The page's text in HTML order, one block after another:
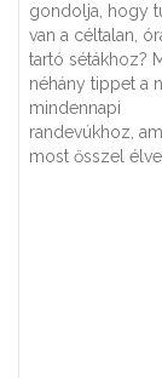
gondolja, hogy
van a céltalan,
tartó sétákhoz?
néhány tippet a
mindennapi
randevúkhoz,
most ősszel